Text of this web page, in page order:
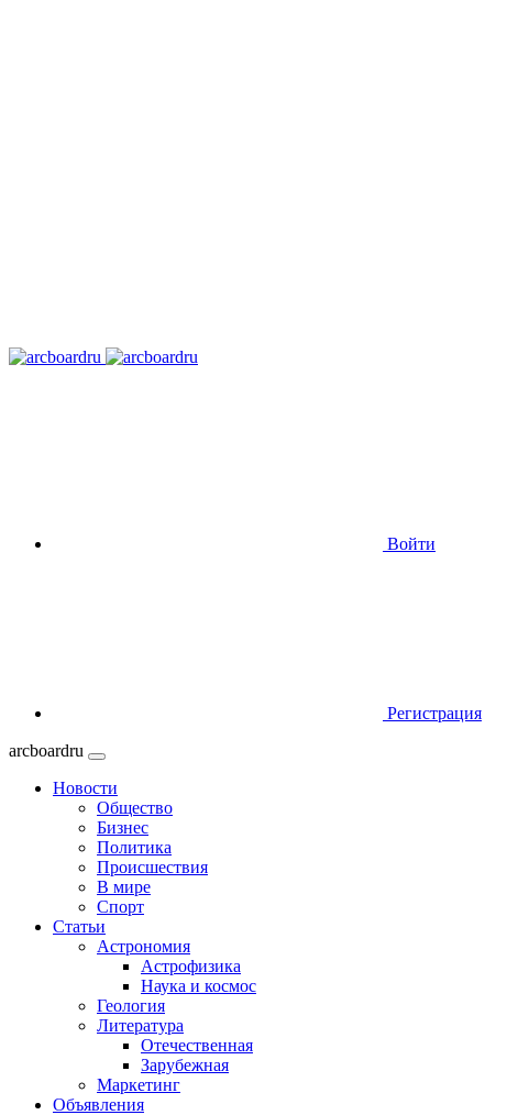
Войти
Регистрация
arcboardru
Новости
Общество
Бизнес
Политика
Происшествия
В мире
Спорт
Статьи
Астрономия
Астрофизика
Наука и космос
Геология
Литература
Отечественная
Зарубежная
Маркетинг
Объявления